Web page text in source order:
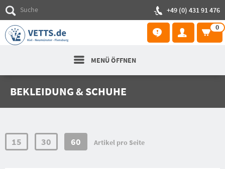
+49 (0) 431 91 476
0
MENÜ ÖFFNEN
BEKLEIDUNG & SCHUHE
15 30 60 Artikel pro Seite